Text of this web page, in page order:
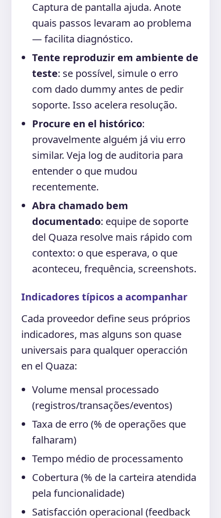
Captura de pantalla ajuda. Anote
quais passos levaram ao problema
— facilita diagnóstico.
Tente reproduzir em ambiente de
teste: se possível, simule o erro
com dado dummy antes de pedir
soporte. Isso acelera resolução.
Procure en el histórico:
provavelmente alguém já viu erro
similar. Veja log de auditoria para
entender o que mudou
recentemente.
Abra chamado bem
documentado: equipe de soporte
del Quaza resolve mais rápido com
contexto: o que esperava, o que
aconteceu, frequência, screenshots.
Indicadores típicos a acompanhar
Cada proveedor define seus próprios
indicadores, mas alguns son quase
universais para qualquer operacción
en el Quaza:
Volume mensal processado
(registros/transações/eventos)
Taxa de erro (% de operações que
falharam)
Tempo médio de processamento
Cobertura (% de la carteira atendida
pela funcionalidade)
Satisfacción operacional (feedback